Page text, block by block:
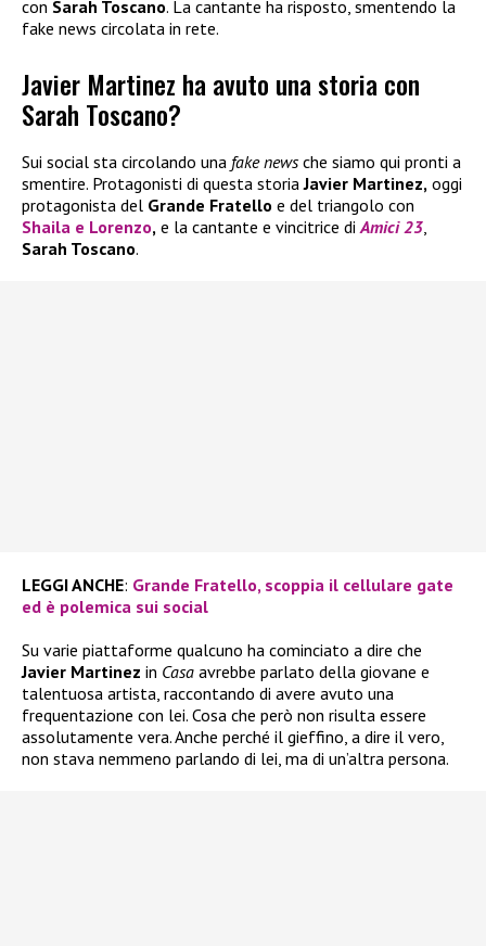
con Sarah Toscano. La cantante ha risposto, smentendo la
fake news circolata in rete.
Javier Martinez ha avuto una storia con
Sarah Toscano?
Sui social sta circolando una fake newsche siamo qui pronti a
smentire. Protagonisti di questa storiaJavier Martinez, oggi
protagonista del Grande Fratello e del triangolo con
Shaila e Lorenzo, e la cantante e vincitrice di Amici 23
Sarah Toscano.
LEGGI ANCHE: Grande Fratello, scoppia il cellulare gate
ed è polemica sui social
Su varie piattaforme qualcuno ha cominciato a dire che
Javier Martinez in Casa avrebbe parlato della giovane e
talentuosa artista, raccontando di avere avuto una
frequentazione con lei. Cosa che però non risulta essere
assolutamente vera. Anche perché il gieffino, a dire il vero,
non stava nemmeno parlando di lei, ma di un’altra persona.